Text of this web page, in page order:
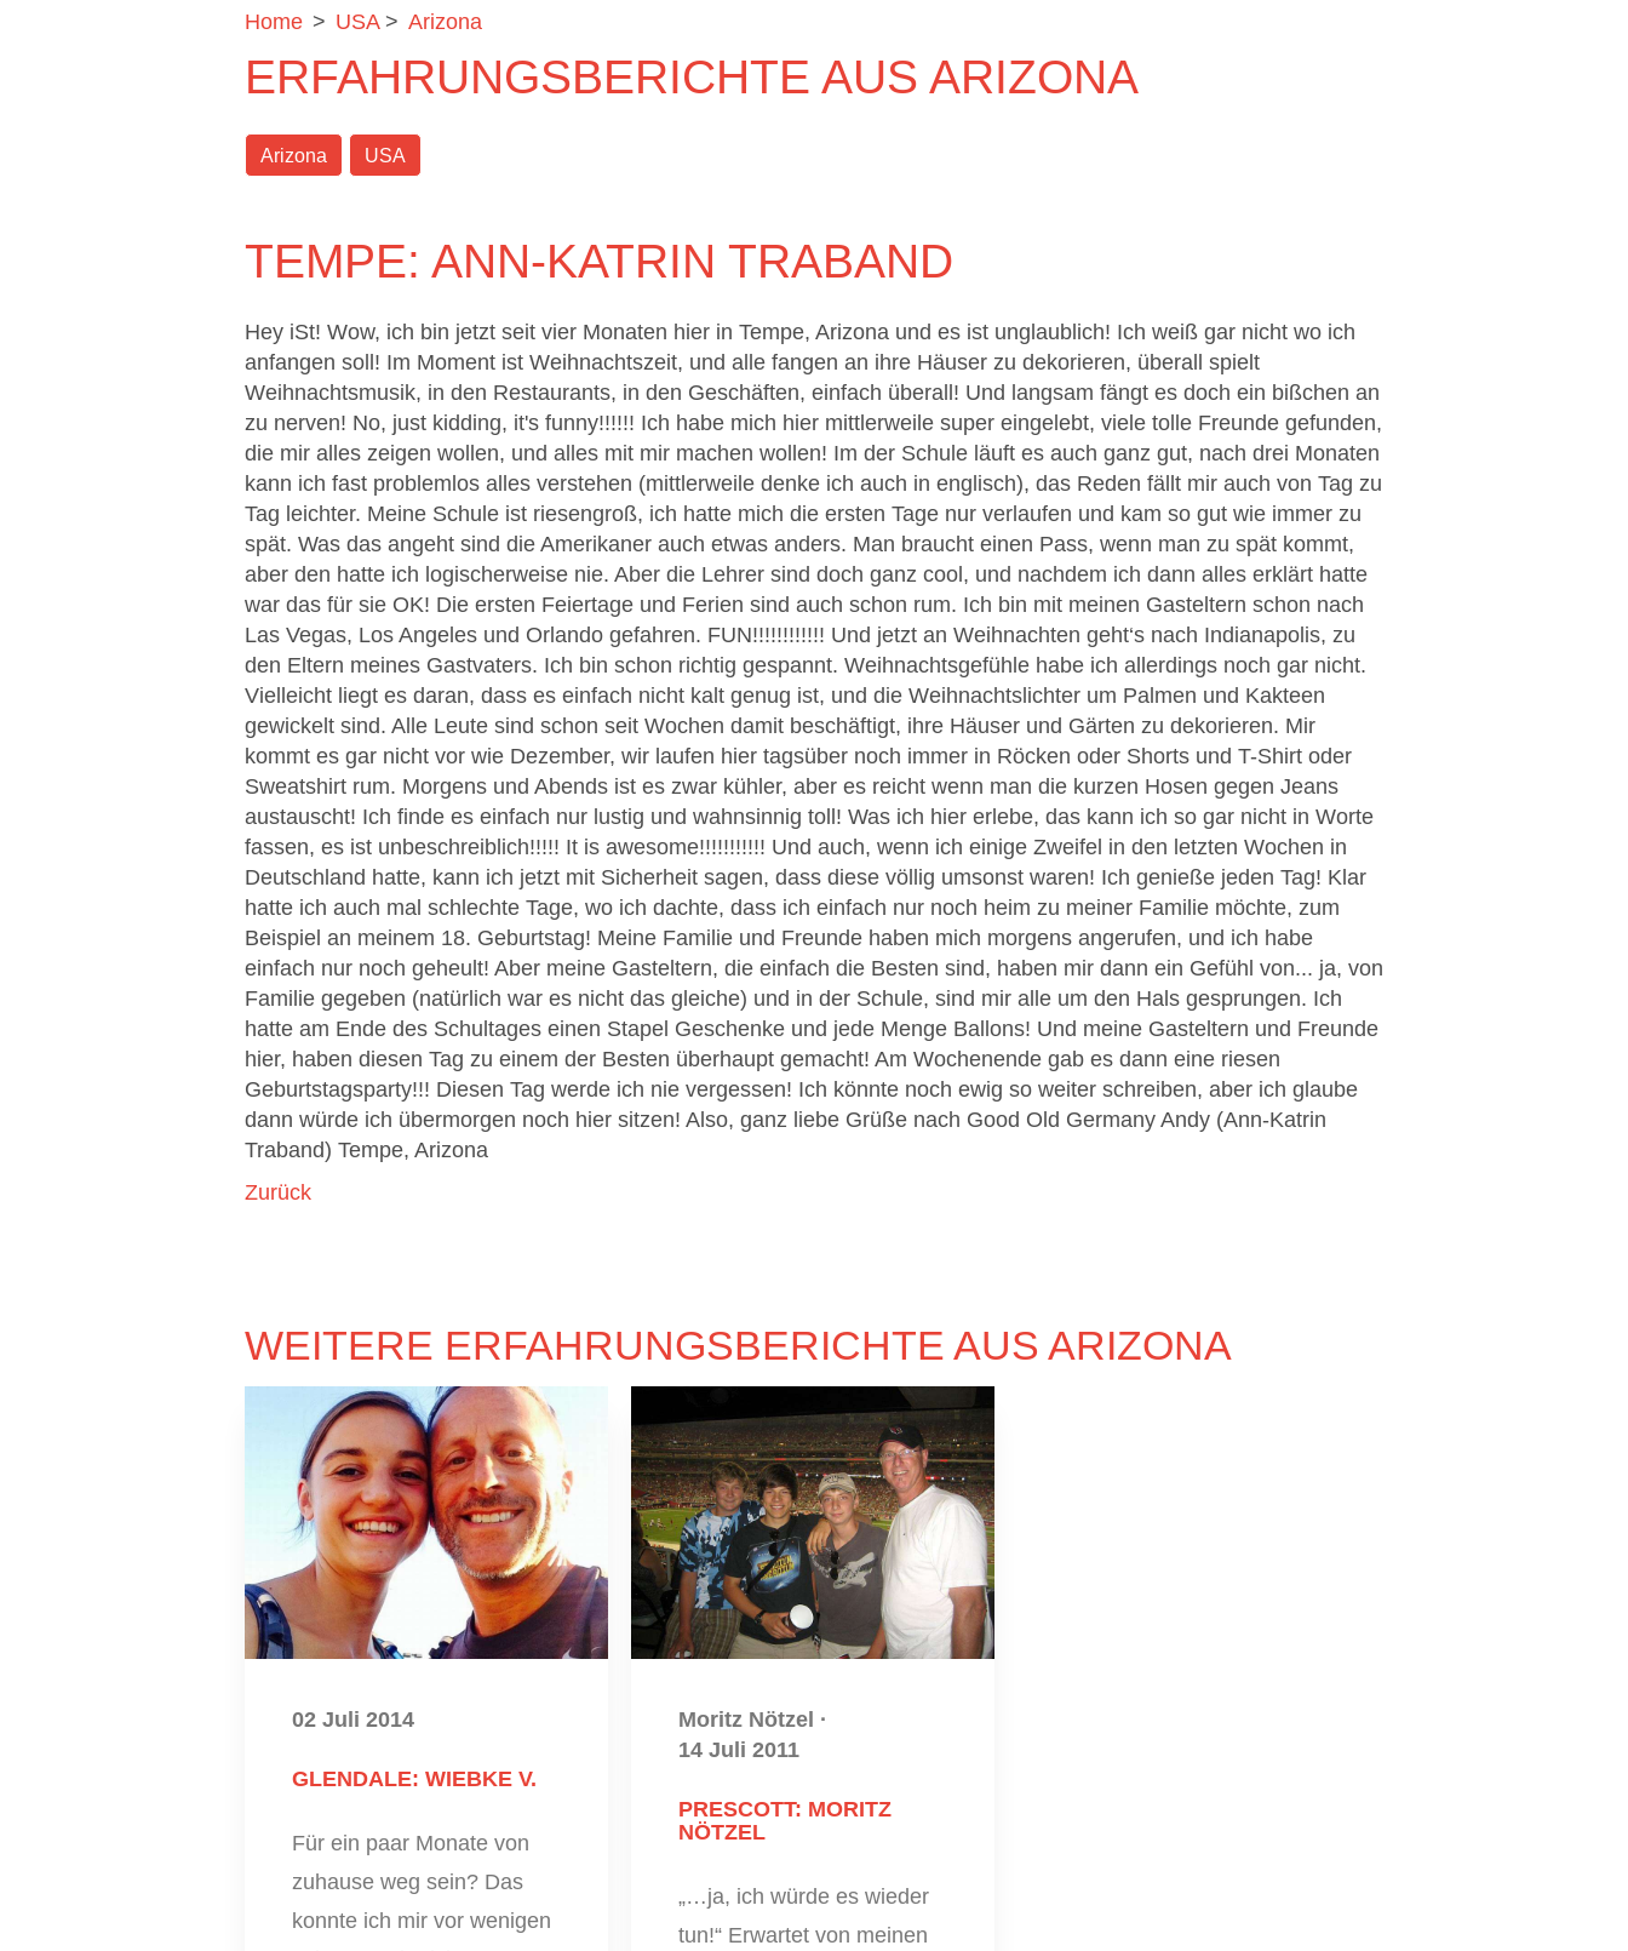
Home > USA> Arizona
ERFAHRUNGSBERICHTE AUS ARIZONA
Arizona USA
TEMPE: ANN-KATRIN TRABAND
Hey iSt! Wow, ich bin jetzt seit vier Monaten hier in Tempe, Arizona und es ist unglaublich! Ich weiß gar nicht wo ich
anfangen soll! Im Moment ist Weihnachtszeit, und alle fangen an ihre Häuser zu dekorieren, überall spielt
Weihnachtsmusik, in den Restaurants, in den Geschäften, einfach überall! Und langsam fängt es doch ein bißchen an
zu nerven! No, just kidding, it's funny!!!!!! Ich habe mich hier mittlerweile super eingelebt, viele tolle Freunde gefunden,
die mir alles zeigen wollen, und alles mit mir machen wollen! Im der Schule läuft es auch ganz gut, nach drei Monaten
kann ich fast problemlos alles verstehen (mittlerweile denke ich auch in englisch), das Reden fällt mir auch von Tag zu
Tag leichter. Meine Schule ist riesengroß, ich hatte mich die ersten Tage nur verlaufen und kam so gut wie immer zu
spät. Was das angeht sind die Amerikaner auch etwas anders. Man braucht einen Pass, wenn man zu spät kommt,
aber den hatte ich logischerweise nie. Aber die Lehrer sind doch ganz cool, und nachdem ich dann alles erklärt hatte
war das für sie OK! Die ersten Feiertage und Ferien sind auch schon rum. Ich bin mit meinen Gasteltern schon nach
Las Vegas, Los Angeles und Orlando gefahren. FUN!!!!!!!!!!!! Und jetzt an Weihnachten geht‘s nach Indianapolis, zu
den Eltern meines Gastvaters. Ich bin schon richtig gespannt. Weihnachtsgefühle habe ich allerdings noch gar nicht.
Vielleicht liegt es daran, dass es einfach nicht kalt genug ist, und die Weihnachtslichter um Palmen und Kakteen
gewickelt sind. Alle Leute sind schon seit Wochen damit beschäftigt, ihre Häuser und Gärten zu dekorieren. Mir
kommt es gar nicht vor wie Dezember, wir laufen hier tagsüber noch immer in Röcken oder Shorts und T-Shirt oder
Sweatshirt rum. Morgens und Abends ist es zwar kühler, aber es reicht wenn man die kurzen Hosen gegen Jeans
austauscht! Ich finde es einfach nur lustig und wahnsinnig toll! Was ich hier erlebe, das kann ich so gar nicht in Worte
fassen, es ist unbeschreiblich!!!!! It is awesome!!!!!!!!!!! Und auch, wenn ich einige Zweifel in den letzten Wochen in
Deutschland hatte, kann ich jetzt mit Sicherheit sagen, dass diese völlig umsonst waren! Ich genieße jeden Tag! Klar
hatte ich auch mal schlechte Tage, wo ich dachte, dass ich einfach nur noch heim zu meiner Familie möchte, zum
Beispiel an meinem 18. Geburtstag! Meine Familie und Freunde haben mich morgens angerufen, und ich habe
einfach nur noch geheult! Aber meine Gasteltern, die einfach die Besten sind, haben mir dann ein Gefühl von... ja, von
Familie gegeben (natürlich war es nicht das gleiche) und in der Schule, sind mir alle um den Hals gesprungen. Ich
hatte am Ende des Schultages einen Stapel Geschenke und jede Menge Ballons! Und meine Gasteltern und Freunde
hier, haben diesen Tag zu einem der Besten überhaupt gemacht! Am Wochenende gab es dann eine riesen
Geburtstagsparty!!! Diesen Tag werde ich nie vergessen! Ich könnte noch ewig so weiter schreiben, aber ich glaube
dann würde ich übermorgen noch hier sitzen! Also, ganz liebe Grüße nach Good Old Germany Andy (Ann-Katrin
Traband) Tempe, Arizona
Zurück
WEITERE ERFAHRUNGSBERICHTE AUS ARIZONA
02 Juli 2014
GLENDALE: WIEBKE V.
Für ein paar Monate von
zuhause weg sein? Das
konnte ich mir vor wenigen
Moritz Nötzel ·
14 Juli 2011
PRESCOTT: MORITZ
NÖTZEL
„…ja, ich würde es wieder
tun!“ Erwartet von meinen